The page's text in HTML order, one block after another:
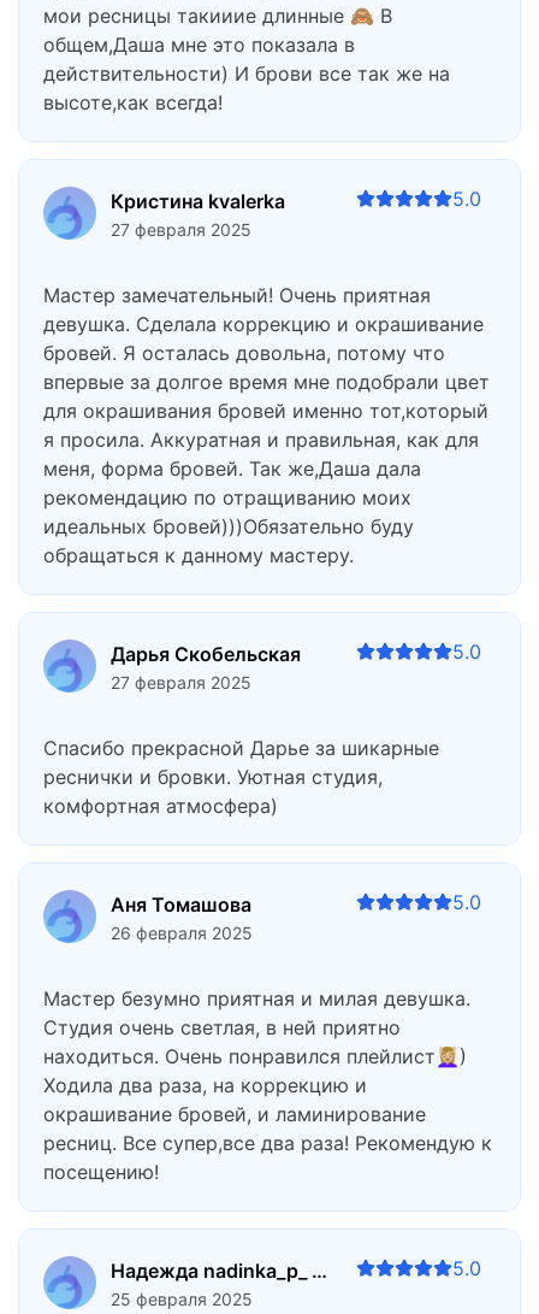
мои ресницы такииие длинные 🙈 В
общем,Даша мне это показала в
действительности) И брови все так же на
высоте,как всегда!
Кристина kvalerka
27 февраля 2025
5.0
Мастер замечательный! Очень приятная
девушка. Сделала коррекцию и окрашивание
бровей. Я осталась довольна, потому что
впервые за долгое время мне подобрали цвет
для окрашивания бровей именно тот,который
я просила. Аккуратная и правильная, как для
меня, форма бровей. Так же,Даша дала
рекомендацию по отращиванию моих
идеальных бровей)))Обязательно буду
обращаться к данному мастеру.
Дарья Скобельская
27 февраля 2025
5.0
Спасибо прекрасной Дарье за шикарные
реснички и бровки. Уютная студия,
комфортная атмосфера)
Аня Томашова
26 февраля 2025
5.0
Мастер безумно приятная и милая девушка.
Студия очень светлая, в ней приятно
находиться. Очень понравился плейлист💆🏼‍♀️)
Ходила два раза, на коррекцию и
окрашивание бровей, и ламинирование
ресниц. Все супер,все два раза! Рекомендую к
посещению!
Надежда nadinka_p_ 15
25 февраля 2025
5.0